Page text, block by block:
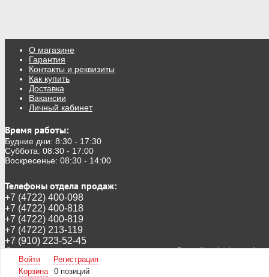
О магазине
Гарантия
Контакты и реквизиты
Как купить
Доставка
Вакансии
Личный кабинет
Время работы:
Будние дни: 8:30 - 17:30
Суббота: 08:30 - 17:00
Воскресенье: 08:30 - 14:00
Телефоны отдела продаж:
+7 (4722) 400-098
+7 (4722) 400-818
+7 (4722) 400-819
+7 (4722) 213-119
+7 (910) 223-52-45
Следите за новинками в инстаграмм:@stroika_belgorod
А так же в ВКhttps://vk.com/ooostroika
Войти
Регистрация
Корзина
0 позиций